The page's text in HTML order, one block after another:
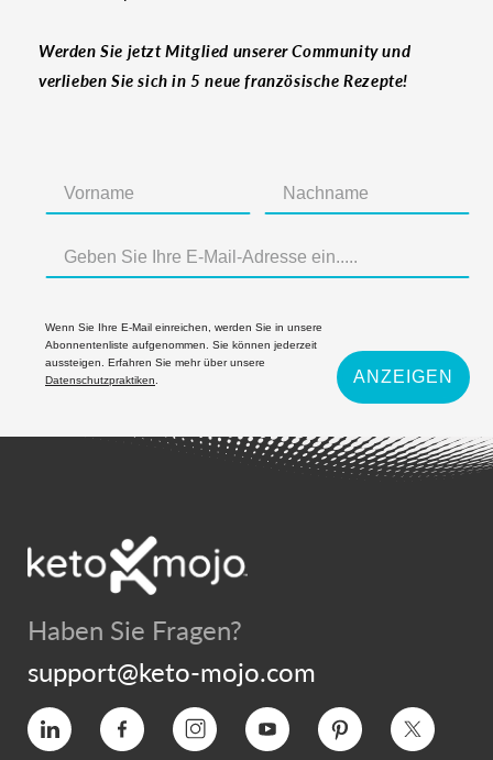
Werden Sie jetzt Mitglied unserer Community und
verlieben Sie sich in 5 neue französische Rezepte!
Wenn Sie Ihre E-Mail einreichen, werden Sie in unsere
Abonnentenliste aufgenommen. Sie können jederzeit
aussteigen. Erfahren Sie mehr über unsere
Datenschutzpraktiken
ANZEIGEN
Haben Sie Fragen?
support@keto-mojo.com
Vimeo Facebook Instagram YouTube Interesse Twitter